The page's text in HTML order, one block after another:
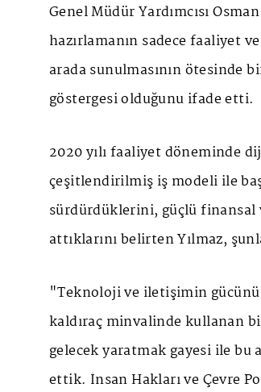
Genel Müdür Yardımcısı
hazırlamanın sadece faaliyet
arada sunulmasının ötesinde
göstergesi olduğunu ifade etti.
2020 yılı faaliyet döneminde
çeşitlendirilmiş iş modeli ile
sürdürdüklerini, güçlü finansal
attıklarını belirten Yılmaz,
"Teknoloji ve iletişimin
kaldıraç minvalinde kullanan
gelecek yaratmak gayesi ile bu
ettik. İnsan Hakları ve Çevre